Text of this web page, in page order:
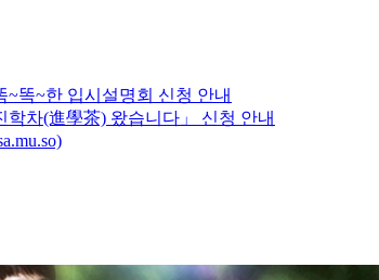
~똑~한 입시설명회 신청 안내
학차(進學茶) 왔습니다」 신청 안내